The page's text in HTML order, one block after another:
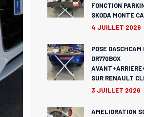
FONCTION
SKODA MONTE
4 JUILLET 2026
POSE
DR770BOX
SUR RENAULT
3 JUILLET 2026
AMELIORATION